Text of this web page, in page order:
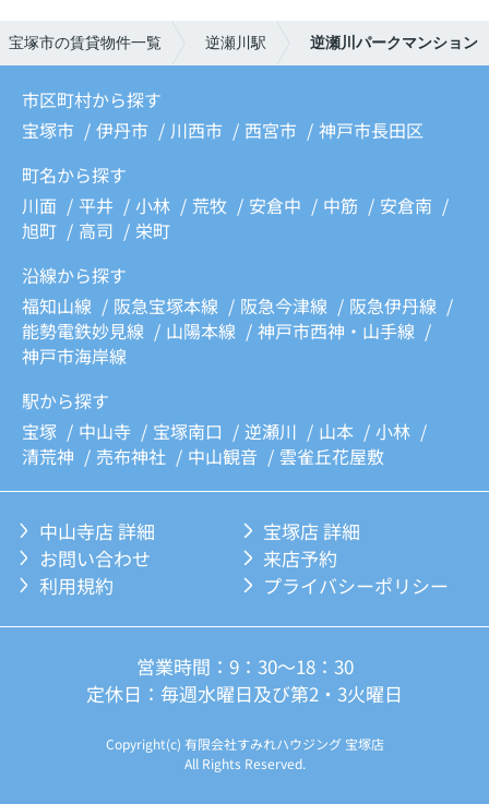
宝塚市の賃貸物件一覧 逆瀬川駅 逆瀬川パークマンション
市区町村から探す
宝塚市
伊丹市 川西市 西宮市
神戸市長田区
町名から探す
川面
平井 小林 荒牧 安倉中 中筋
安倉南
旭町
高司
栄町
沿線から探す
福知山線
阪急宝塚本線 阪急今津線
阪急伊丹線
能勢電鉄妙見線
山陽本線
神戸市西神・山手線
神戸市海岸線
駅から探す
宝塚
中山寺 宝塚南口 逆瀬川 山本
小林
清荒神
売布神社 中山観音 雲雀丘花屋敷
中山寺店 詳細
宝塚店 詳細
お問い合わせ
来店予約
利用規約
プライバシーポリシー
営業時間：9：30～18：30
定休日：毎週水曜日及び第2・3火曜日
Copyright(c) 有限会社すみれハウジング 宝塚店
All Rights Reserved.